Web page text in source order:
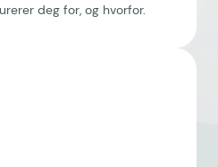
deg for, og hvorfor.